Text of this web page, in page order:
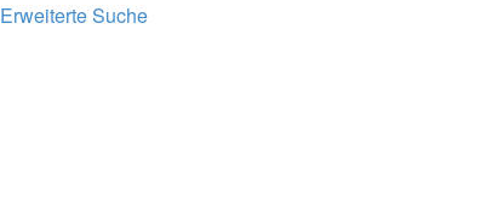
Erweiterte Suche